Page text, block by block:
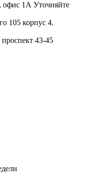
офис 1А Уточняйте
105 корпус 4.
43-45